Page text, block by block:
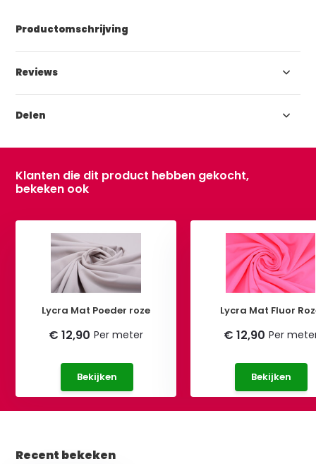
Productomschrijving
Reviews
Delen
Klanten die dit product hebben gekocht,
bekeken ook
Lycra Mat Poeder roze
€ 12,90 Per meter
Bekijken
Lycra Mat Fluor
€ 12,90 Per
Bekijken
Recent bekeken